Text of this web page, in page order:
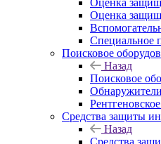
Оценка
Оценка
Специальное
Поисковое
Назад
Поисковое
Средства защиты
Назад
Средства